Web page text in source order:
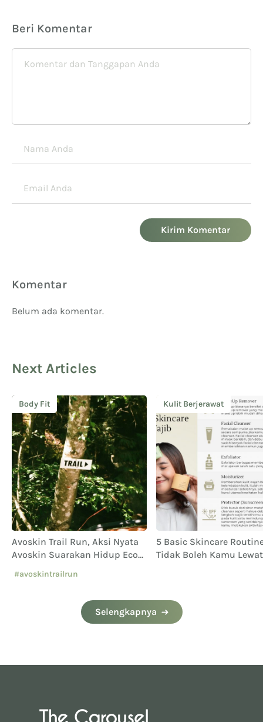
Beri Komentar
Kirim Komentar
Komentar
Belum ada komentar.
Next Articles
Body Fit
Avoskin Trail Run, Aksi Nyata
Avoskin Suarakan Hidup Eco
#avoskintrailrun
Kulit Berjerawat
5 Basic Skincare
Tidak Boleh Kamu
Selengkapnya